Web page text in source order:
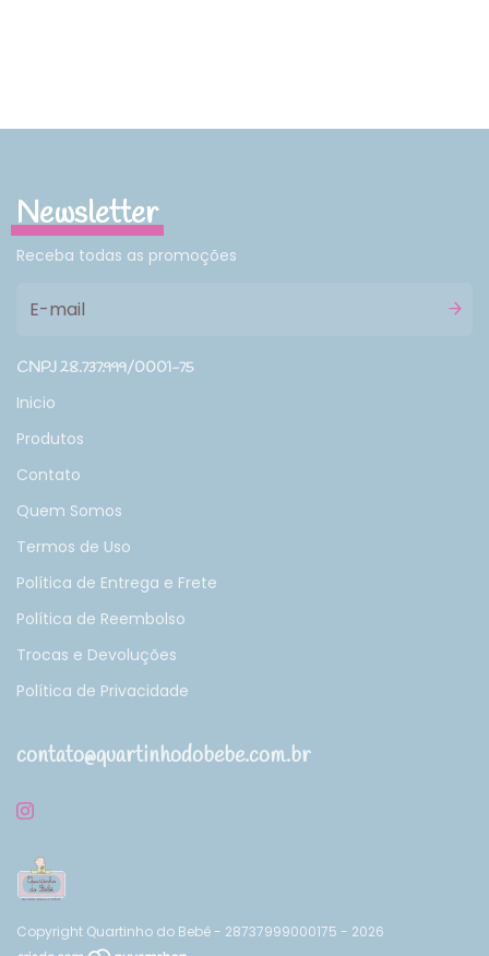
Newsletter
Receba todas as promoções
CNPJ 28.737.999/0001-75
Inicio
Produtos
Contato
Quem Somos
Termos de Uso
Política de Entrega e Frete
Política de Reembolso
Trocas e Devoluções
Política de Privacidade
contato@quartinhodobebe.com.br
Copyright Quartinho do Bebê - 28737999000175 - 2026